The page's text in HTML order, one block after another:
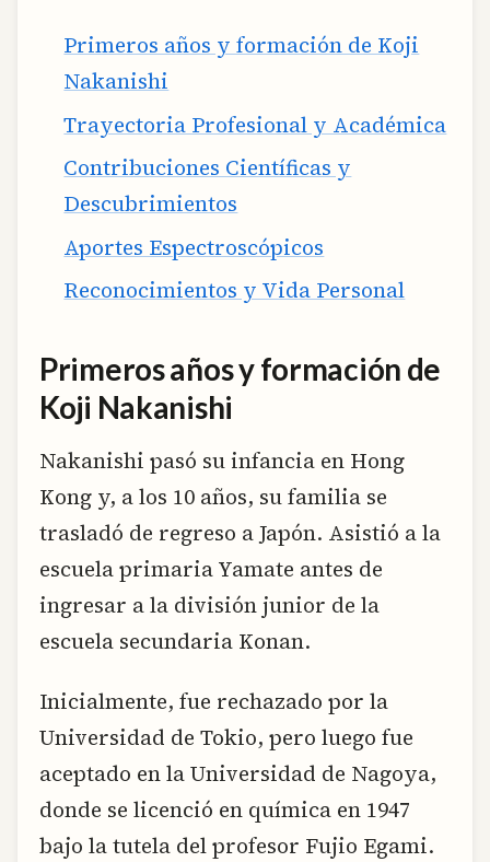
Primeros años y formación de Koji
Nakanishi
Trayectoria Profesional y Académica
Contribuciones Científicas y
Descubrimientos
Aportes Espectroscópicos
Reconocimientos y Vida Personal
Primeros años y formación de
Koji Nakanishi
Nakanishi pasó su infancia en Hong
Kong y, a los 10 años, su familia se
trasladó de regreso a Japón. Asistió a la
escuela primaria Yamate antes de
ingresar a la división junior de la
escuela secundaria Konan.
Inicialmente, fue rechazado por la
Universidad de Tokio, pero luego fue
aceptado en la Universidad de Nagoya,
donde se licenció en química en 1947
bajo la tutela del profesor Fujio Egami.